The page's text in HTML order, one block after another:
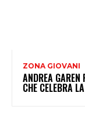
ZONA GIOVANI
ANDREA GAREN
CHE CELEBRA